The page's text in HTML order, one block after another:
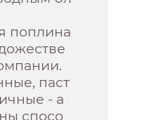
поплина
паст
- а
спосо